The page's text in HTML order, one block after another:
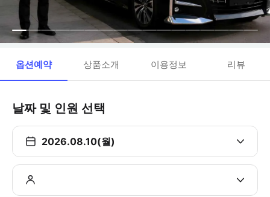
옵션예약 상품소개 이용정보 리뷰
날짜 및 인원 선택
2026.08.10(월)